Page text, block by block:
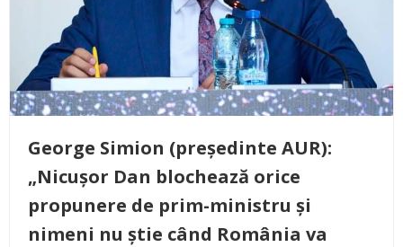
George Simion (președinte AUR):
„Nicușor Dan blochează orice
propunere de prim-ministru și
nimeni nu știe când România va